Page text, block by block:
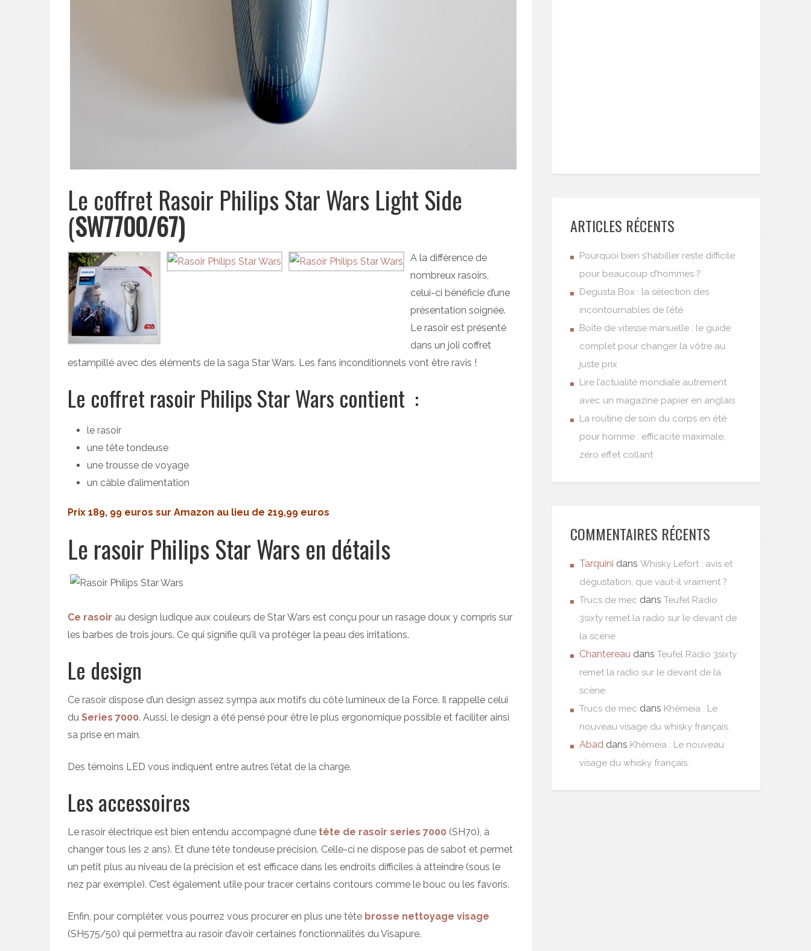
Le coffret Rasoir Philips Star Wars Light Side
(SW7700/67)
A la différence de
nombreux rasoirs,
celui-ci bénéficie d’une
présentation soignée.
Le rasoir est présenté
dans un joli coffret
estampillé avec des éléments de la saga Star Wars. Les fans inconditionnels vont être ravis !
Le coffret rasoir Philips Star Wars contient :
le rasoir
une tête tondeuse
une trousse de voyage
un câble d’alimentation
Prix 189, 99 euros sur Amazon au lieu de 219,99 euros
Le rasoir Philips Star Wars en détails
Ce rasoir au design ludique aux couleurs de Star Wars est conçu pour un rasage doux y compris sur
les barbes de trois jours. Ce qui signifie qu’il va protéger la peau des irritations.
Le design
Ce rasoir dispose d’un design assez sympa aux motifs du côté lumineux de la Force. Il rappelle celui
du Series 7000. Aussi, le design a été pensé pour être le plus ergonomique possible et faciliter ainsi
sa prise en main.
Des témoins LED vous indiquent entre autres l’état de la charge.
Les accessoires
Le rasoir électrique est bien entendu accompagné d’une tête de rasoir series 7000 (SH70), à
changer tous les 2 ans). Et d’une tête tondeuse précision. Celle-ci ne dispose pas de sabot et permet
un petit plus au niveau de la précision et est efficace dans les endroits difficiles à atteindre (sous le
nez par exemple). C’est également utile pour tracer certains contours comme le bouc ou les favoris.
Enfin, pour compléter, vous pourrez vous procurer en plus une tête brosse nettoyage visage
(SH575/50) qui permettra au rasoir d’avoir certaines fonctionnalités du Visapure.
ARTICLES RÉCENTS
Pourquoi bien s’habiller reste difficile
pour beaucoup d’hommes ?
Degusta Box : la sélection des
incontournables de l’été
Boîte de vitesse manuelle : le guide
complet pour changer la vôtre au
juste prix
Lire l’actualité mondiale autrement
avec un magazine papier en anglais
La routine de soin du corps en été
pour homme : efficacité maximale,
zéro effet collant
COMMENTAIRES RÉCENTS
Tarquini dans Whisky Lefort : avis et
dégustation, que vaut-il vraiment ?
Trucs de mec dans Teufel Radio
3sixty remet la radio sur le devant de
la scène
Chantereau dans Teufel Radio 3sixty
remet la radio sur le devant de la
scène
Trucs de mec dans Khêmeia : Le
nouveau visage du whisky français.
Abad dans Khêmeia : Le nouveau
visage du whisky français.